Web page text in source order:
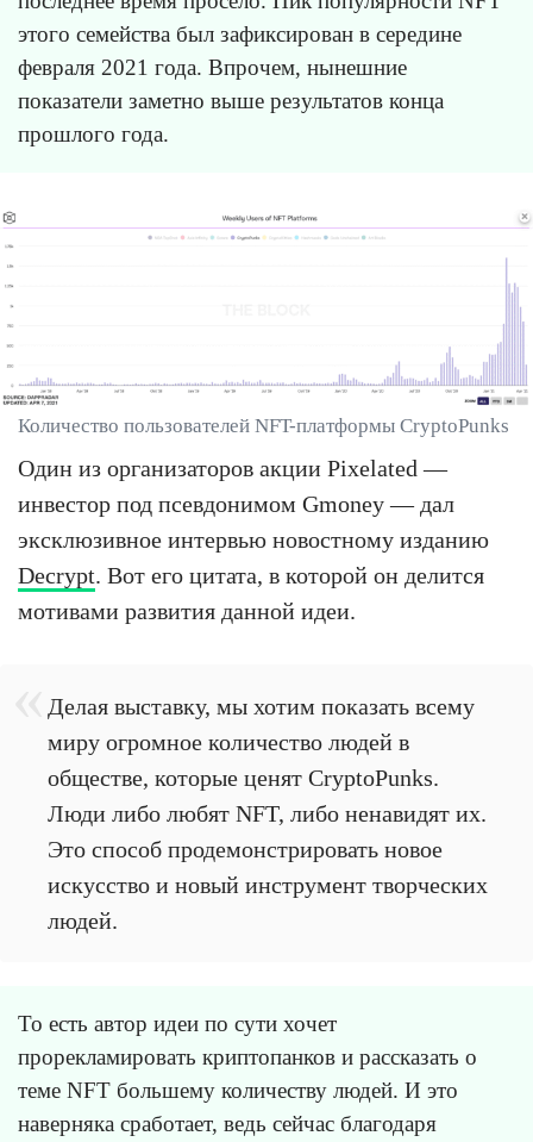
этого семейства был зафиксирован в середине
февраля 2021 года. Впрочем, нынешние
показатели заметно выше результатов конца
прошлого года.
Количество пользователей NFT-платформы CryptoPunks
Один из организаторов акции Pixelated —
инвестор под псевдонимом Gmoney — дал
эксклюзивное интервью новостному изданию
Decrypt. Вот его цитата, в которой он делится
мотивами развития данной идеи.
Делая выставку, мы хотим показать всему
миру огромное количество людей в
обществе, которые ценят CryptoPunks.
Люди либо любят NFT, либо ненавидят их.
Это способ продемонстрировать новое
искусство и новый инструмент творческих
людей.
То есть автор идеи по сути хочет
прорекламировать криптопанков и рассказать о
теме NFT большему количеству людей. И это
наверняка сработает, ведь сейчас благодаря